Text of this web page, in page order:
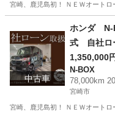
宮崎、鹿児島初！ ＮＥＷオート
ステップワ
ステップワゴン ローン
中古車
ホンダ N-
式 自社ロ
要 ８４回
能
1,350,000
N-BOX
78,000km
宮崎市
宮崎、鹿児島初！ ＮＥＷオート